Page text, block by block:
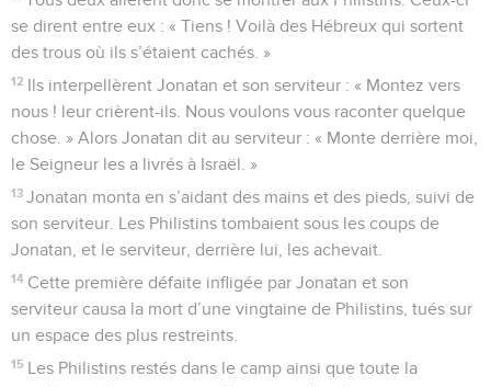
se dirent entre eux : « Tiens ! Voilà des Hébreux qui sortent
des trous où ils s’étaient cachés. »
12 Ils interpellèrent Jonatan et son serviteur : « Montez vers
nous ! leur crièrent-ils. Nous voulons vous raconter quelque
chose. » Alors Jonatan dit au serviteur : « Monte derrière moi,
le Seigneur les a livrés à Israël. »
13 Jonatan monta en s’aidant des mains et des pieds, suivi de
son serviteur. Les Philistins tombaient sous les coups de
Jonatan, et le serviteur, derrière lui, les achevait.
14 Cette première défaite infligée par Jonatan et son
serviteur causa la mort d’une vingtaine de Philistins, tués sur
un espace des plus restreints.
15 Les Philistins restés dans le camp ainsi que toute la